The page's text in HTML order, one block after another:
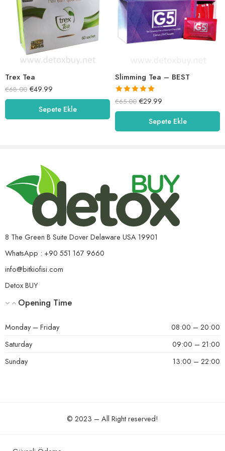
Trex Tea
€68.00 €49.99
Sepete Ekle
Slimming Tea – BEST
5 üzerinden
5.00oy aldı
€65.00 €29.99
Sepete Ekle
8 The Green B Suite Dover Delaware USA 19901
WhatsApp : +90 551 167 9660
info@bitkiofisi.com
Detox BUY
Opening Time
Monday – Friday
08:00 – 20:00
Saturday
09:00 – 21:00
Sunday
13:00 – 22:00
© 2023 – All Right reserved!